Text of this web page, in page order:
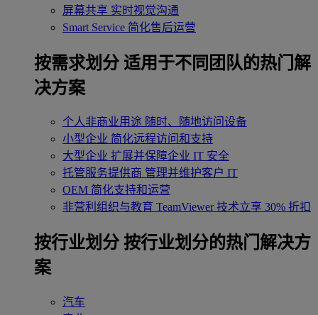
屏幕共享 实时视觉沟通
Smart Service 简化售后运营
按需求划分 适用于不同团队的热门解
决方案
个人非商业用途 随时、随地访问设备
小型企业 简化远程访问和支持
大型企业 扩展并保障企业 IT 安全
托管服务提供商 管理并维护客户 IT
OEM 简化支持和运营
非营利组织与教育 TeamViewer 技术立享 30% 折扣
‌按行业划分 按行业划分的热门解决方
案
汽车